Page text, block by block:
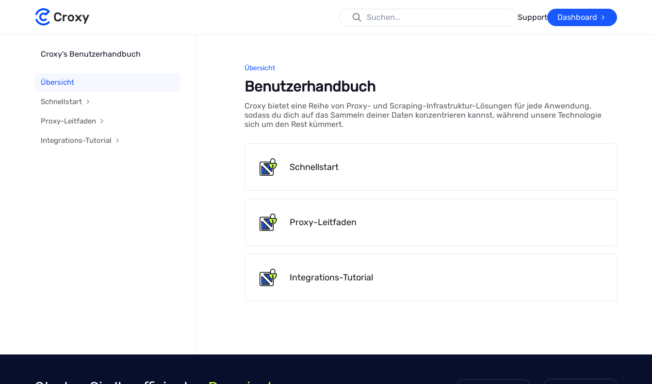
Support Dashboard
Croxy's Benutzerhandbuch
Übersicht
Schnellstart
Proxy-Leitfaden
Integrations-Tutorial
Übersicht
Benutzerhandbuch
Croxy bietet eine Reihe von Proxy- und Scraping-Infrastruktur-Lösungen für jede Anwendung,
sodass du dich auf das Sammeln deiner Daten konzentrieren kannst, während unsere Technologie
sich um den Rest kümmert.
Schnellstart
Proxy-Leitfaden
Integrations-Tutorial